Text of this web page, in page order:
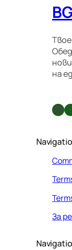
на
Facebook X
За